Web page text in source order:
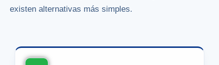
existen alternativas más simples.